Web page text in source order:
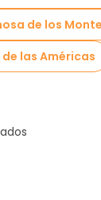
de los
las Américas